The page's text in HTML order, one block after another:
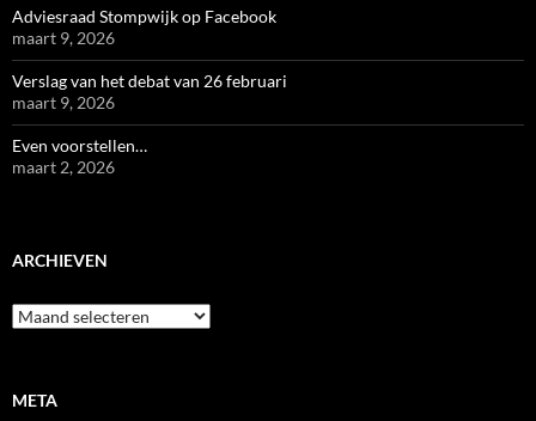
Adviesraad Stompwijk op Facebook
maart 9, 2026
Verslag van het debat van 26 februari
maart 9, 2026
Even voorstellen…
maart 2, 2026
ARCHIEVEN
Archieven
META